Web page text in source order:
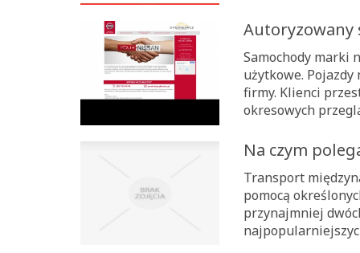
Autoryzowany
Samochody marki
użytkowe.
firmy. Klienci
okresowych
Na czym
Transport
pomocą
przynajmniej